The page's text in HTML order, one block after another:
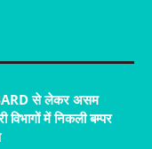
से लेकर असम
में निकली बम्पर